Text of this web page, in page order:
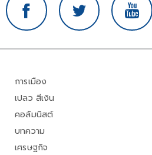
การเมือง
เปลว สีเงิน
คอลัมนิสต์
บทความ
เศรษฐกิจ